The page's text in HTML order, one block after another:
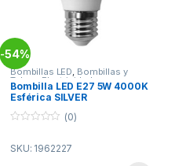
-54%
Bombillas LED, Bombillas y
Tubos ,Electricidad
Bombilla LED E27 5W 4000K
Esférica SILVER
u
(0)
SKU: 1962227